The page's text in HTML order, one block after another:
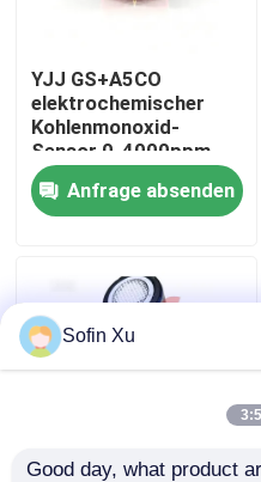
Über uns
Werksbesichtigung
Qualitätskontrolle
Neuigkeiten
Sauerstoff-Gas-Sensor
YJJ GS+A5CO
elektrochemischer
Kohlenmonoxid-
Sensor 0-4000ppm
geeignet für die
Rauchgasdetektion
Anfrage absenden
Sofin Xu
Good day, what product